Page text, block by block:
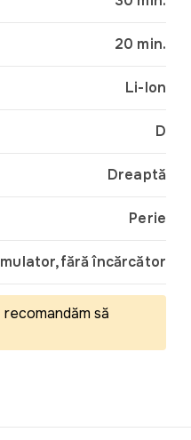
20 min.
Li-Ion
D
Dreaptă
Perie
încărcător
să